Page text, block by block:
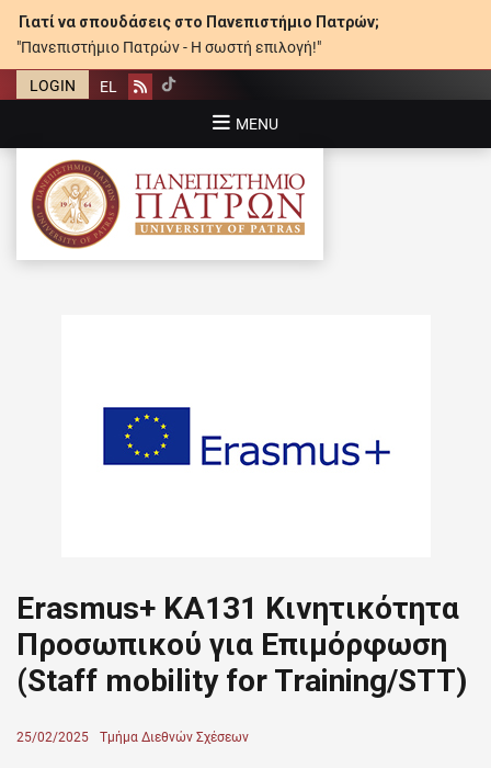
Γιατί να σπουδάσεις στο Πανεπιστήμιο Πατρών;
"Πανεπιστήμιο Πατρών - Η σωστή επιλογή!"
LOGIN EL Rss
MENU
ΠΑΝΕΠΙΣΤΉΜΙΟ ΠΑΤΡΏΝ
Erasmus+ KA131 Κινητικότητα
Προσωπικού για Επιμόρφωση
(Staff mobility for Training/STT)
Posted
25/02/2025 Author
Τμήμα Διεθνών Σχέσεων